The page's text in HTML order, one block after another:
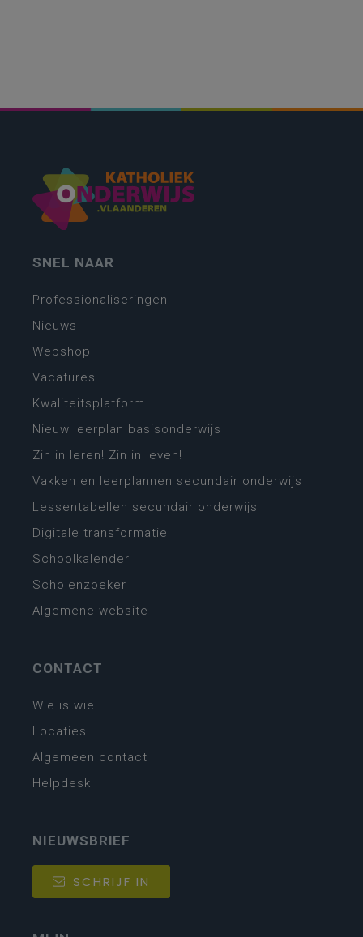
SNEL NAAR
Professionaliseringen
Nieuws
Webshop
Vacatures
Kwaliteitsplatform
Nieuw leerplan basisonderwijs
Zin in leren! Zin in leven!
Vakken en leerplannen secundair onderwijs
Lessentabellen secundair onderwijs
Digitale transformatie
Schoolkalender
Scholenzoeker
Algemene website
CONTACT
Wie is wie
Locaties
Algemeen contact
Helpdesk
NIEUWSBRIEF
SCHRIJF IN